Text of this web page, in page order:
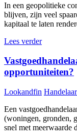
In een geopolitieke
blijven, zijn veel
kapitaal te laten
Lees verder
opportuniteiten?
Lookandfin
Een
(woningen, gronden,
snel met meerwaarde